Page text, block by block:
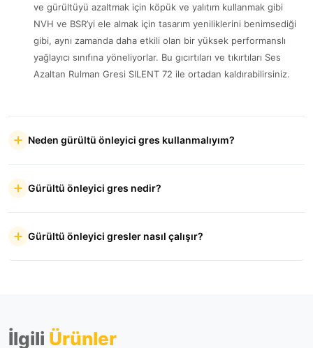
ve gürültüyü azaltmak için köpük ve yalıtım kullanmak gibi
NVH ve BSR’yi ele almak için tasarım yeniliklerini benimsediği
gibi, aynı zamanda daha etkili olan bir yüksek performanslı
yağlayıcı sınıfına yöneliyorlar. Bu gıcırtıları ve tıkırtıları Ses
Azaltan Rulman Gresi SILENT 72 ile ortadan kaldırabilirsiniz.
Neden gürültü önleyici gres kullanmalıyım?
Gürültü önleyici gres nedir?
Gürültü önleyici gresler nasıl çalışır?
İlgili Ürünler